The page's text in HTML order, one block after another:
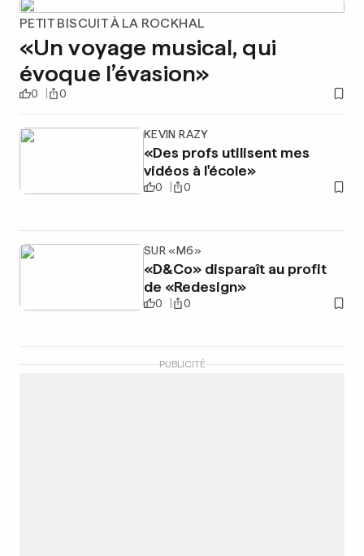
PETIT BISCUIT À LA ROCKHAL
«Un voyage musical, qui
évoque l’évasion»
0 0
KEVIN RAZY
«Des profs utilisent mes
vidéos à l'école»
0 0
SUR «M6»
«D&Co» disparaît au profit
de «Redesign»
0 0
PUBLICITÉ